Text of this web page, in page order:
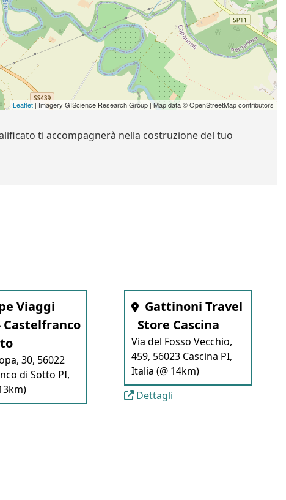
Leaflet | Imagery GIScience Research Group | Map data © OpenStreetMap contributors
ti accompagnerà nella costruzione del tuo
Viaggi
Castelfranco
30, 56022
di Sotto PI,
Gattinoni Travel
Store Cascina
Via del Fosso Vecchio,
459, 56023 Cascina PI,
Italia (@ 14km)
Dettagli